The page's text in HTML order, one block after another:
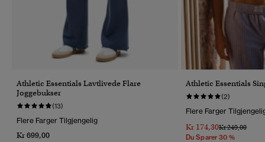
Athletic Essentials Lavtlivede Flare
Joggebukser
(13)
Flere Farger Tilgjengelig
Kr 699,00
Athletic Essentials
(2)
Flere Farger
Kr 174,30Pris Nedsatt
Kr 249,00Til
Du Sparer 30 %